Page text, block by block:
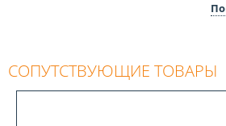
СОПУТСТВУЮЩИЕ ТОВАРЫ